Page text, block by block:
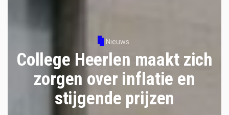
Nieuws
College Heerlen maakt zich
zorgen over inflatie en
stijgende prijzen